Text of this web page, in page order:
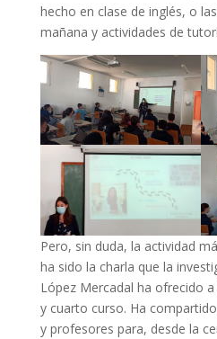
hecho en clase de inglés, o
mañana y actividades de
Pero, sin duda, la actividad
ha sido la charla que la
López Mercadal ha ofrecido
y cuarto curso. Ha
y profesores para, desde la